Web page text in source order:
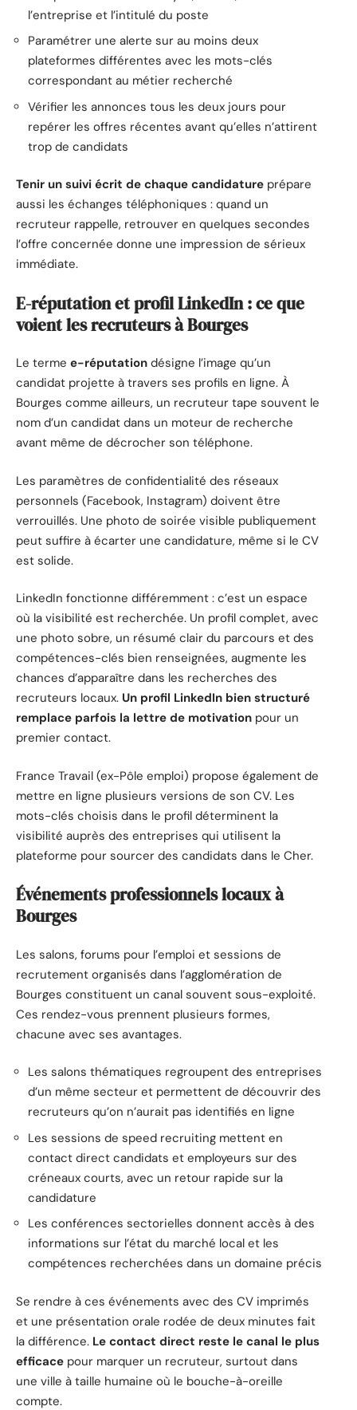
l’entreprise et l’intitulé du poste
Paramétrer une alerte sur au moins deux
plateformes différentes avec les mots-clés
correspondant au métier recherché
Vérifier les annonces tous les deux jours pour
repérer les offres récentes avant qu’elles n’attirent
trop de candidats
Tenir un suivi écrit de chaque candidature prépare
aussi les échanges téléphoniques : quand un
recruteur rappelle, retrouver en quelques secondes
l’offre concernée donne une impression de sérieux
immédiate.
E-réputation et profil LinkedIn : ce que
voient les recruteurs à Bourges
Le terme e-réputation désigne l’image qu’un
candidat projette à travers ses profils en ligne. À
Bourges comme ailleurs, un recruteur tape souvent le
nom d’un candidat dans un moteur de recherche
avant même de décrocher son téléphone.
Les paramètres de confidentialité des réseaux
personnels (Facebook, Instagram) doivent être
verrouillés. Une photo de soirée visible publiquement
peut suffire à écarter une candidature, même si le CV
est solide.
LinkedIn fonctionne différemment : c’est un espace
où la visibilité est recherchée. Un profil complet, avec
une photo sobre, un résumé clair du parcours et des
compétences-clés bien renseignées, augmente les
chances d’apparaître dans les recherches des
recruteurs locaux. Un profil LinkedIn bien structuré
remplace parfois la lettre de motivation pour un
premier contact.
France Travail (ex-Pôle emploi) propose également de
mettre en ligne plusieurs versions de son CV. Les
mots-clés choisis dans le profil déterminent la
visibilité auprès des entreprises qui utilisent la
plateforme pour sourcer des candidats dans le Cher.
Événements professionnels locaux à
Bourges
Les salons, forums pour l’emploi et sessions de
recrutement organisés dans l’agglomération de
Bourges constituent un canal souvent sous-exploité.
Ces rendez-vous prennent plusieurs formes,
chacune avec ses avantages.
Les salons thématiques regroupent des entreprises
d’un même secteur et permettent de découvrir des
recruteurs qu’on n’aurait pas identifiés en ligne
Les sessions de speed recruiting mettent en
contact direct candidats et employeurs sur des
créneaux courts, avec un retour rapide sur la
candidature
Les conférences sectorielles donnent accès à des
informations sur l’état du marché local et les
compétences recherchées dans un domaine précis
Se rendre à ces événements avec des CV imprimés
et une présentation orale rodée de deux minutes fait
la différence. Le contact direct reste le canal le plus
efficace pour marquer un recruteur, surtout dans
une ville à taille humaine où le bouche-à-oreille
compte.